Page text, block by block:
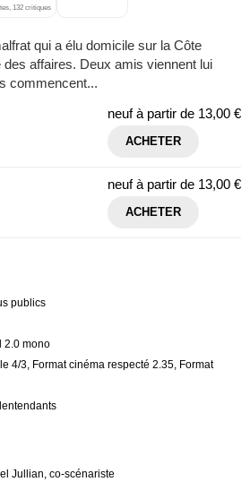
132 critiques
qui a élu domicile sur la Côte
affaires. Deux amis viennent lui
commencent...
neuf à partir de 13,00 €
ACHETER
neuf à partir de 13,00 €
ACHETER
publics
2.0 mono
4/3, Format cinéma respecté 2.35, Format
Jullian, co-scénariste